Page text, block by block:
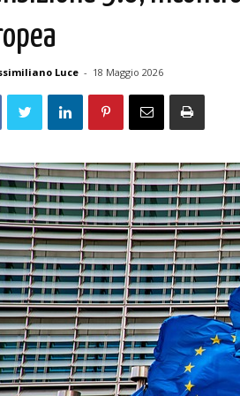
Luce - 18 Maggio 2026